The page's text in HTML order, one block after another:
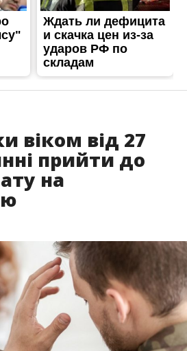
віком від 27
прийти до
на